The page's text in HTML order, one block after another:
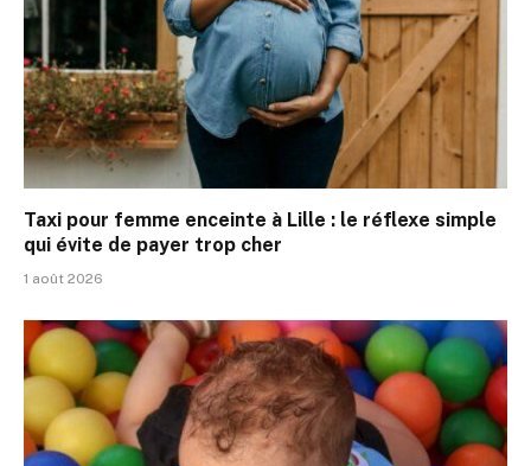
Taxi pour femme enceinte à Lille : le réflexe simple
qui évite de payer trop cher
1 août 2026